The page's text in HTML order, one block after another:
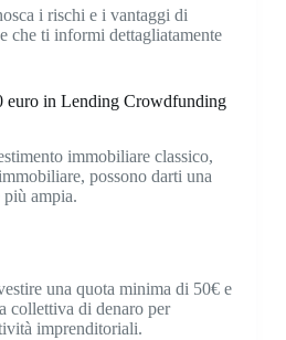
i rischi e i vantaggi di
che ti informi dettagliatamente
euro in Lending Crowdfunding
immobiliare classico,
possono darti una
più ampia.
una quota minima di 50€ e
collettiva di denaro per
imprenditoriali.